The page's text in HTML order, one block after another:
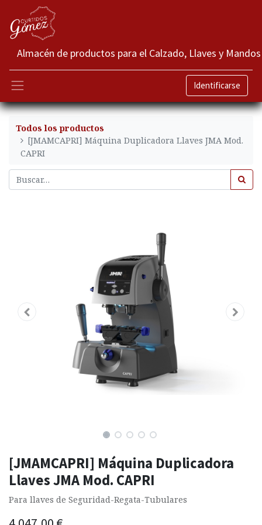
Almacén de productos para el Calzado, Llaves y Mandos
Identificarse
Todos los productos
[JMAMCAPRI] Máquina Duplicadora Llaves JMA Mod.
CAPRI
[JMAMCAPRI] Máquina Duplicadora
Llaves JMA Mod. CAPRI
Para llaves de Seguridad-Regata-Tubulares